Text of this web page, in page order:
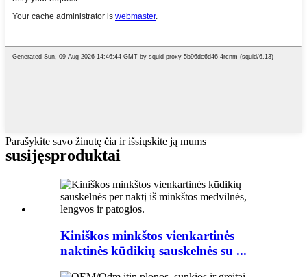
Parašykite savo žinutę čia ir išsiųskite ją mums
susijęsproduktai
Kiniškos minkštos vienkartinės
naktinės kūdikių sauskelnės su ...